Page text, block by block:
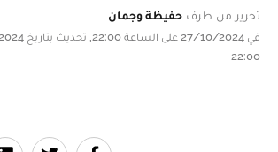
تحرير من طرف حفيظة وجمان
22:00